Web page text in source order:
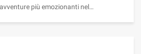
più emozionanti nel…